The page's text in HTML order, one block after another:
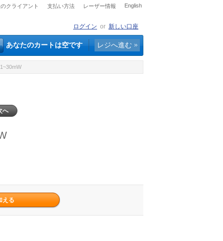
クライアント 支払い方法 レーザー情報 English
ログイン or 新しい口座
あなたのカートは空です レジへ進む
へ